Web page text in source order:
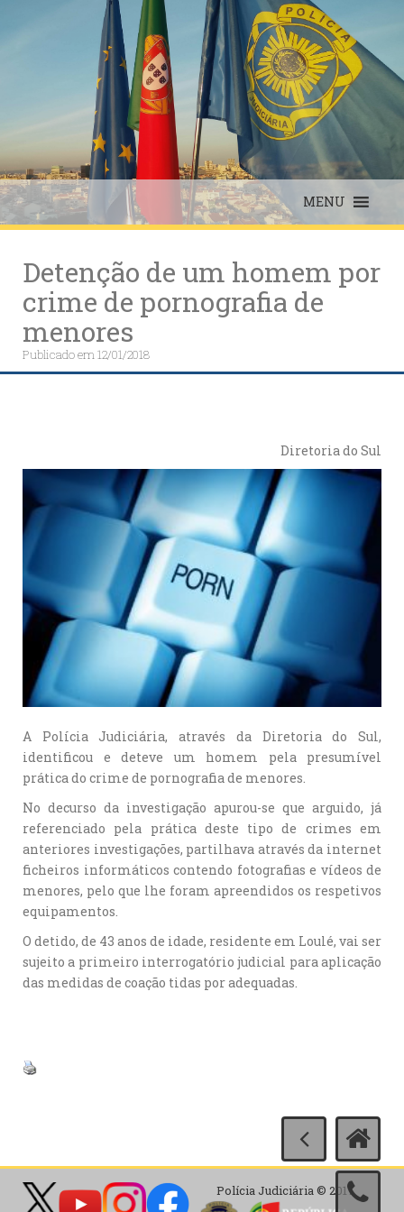
MENU
Detenção de um homem por
crime de pornografia de
menores
Publicado em12/01/2018
Diretoria do Sul
A Polícia Judiciária, através da Diretoria do Sul,
identificou e deteve um homem pela presumível
prática do crime de pornografia de menores.
No decurso da investigação apurou-se que arguido, já
referenciado pela prática deste tipo de crimes em
anteriores investigações, partilhava através da internet
ficheiros informáticos contendo fotografias e vídeos de
menores, pelo que lhe foram apreendidos os respetivos
equipamentos.
O detido, de 43 anos de idade, residente em Loulé, vai ser
sujeito a primeiro interrogatório judicial para aplicação
das medidas de coação tidas por adequadas.
Polícia Judiciária © 2017